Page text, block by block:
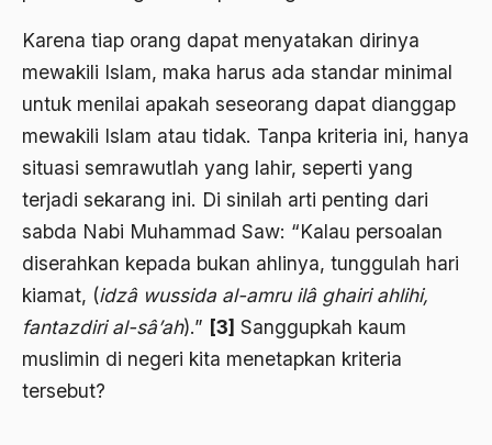
Karena tiap orang dapat menyatakan dirinya
mewakili Islam, maka harus ada standar minimal
untuk menilai apakah sese­orang dapat dianggap
mewakili Islam atau tidak. Tanpa kriteria ini, hanya
situasi semrawutlah yang lahir, seperti yang
terjadi sekarang ini. Di sinilah arti penting dari
sabda Nabi Muham­mad Saw: “Kalau persoalan
diserahkan kepada bukan ahlinya, tunggulah hari
kiamat, (idzâ wussida al-amru ilâ ghairi ahlihi,
fantazdiri al-sâ’ah).” [3] Sanggupkah kaum
muslimin di negeri kita menetapkan kriteria
tersebut?
akhlak
Akidah
Aktivis
Aktivis Muda
akulturasi
akulturasi budaya
Al Asnawi
al qaeda